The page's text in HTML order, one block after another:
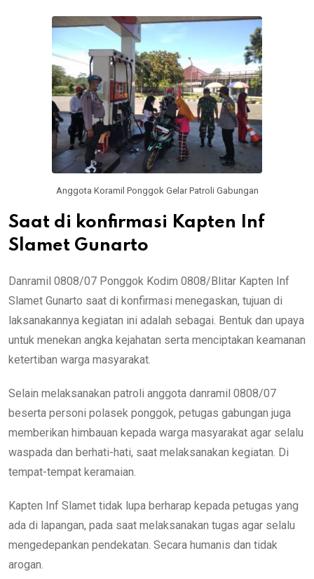
Anggota Koramil Ponggok Gelar Patroli Gabungan
Saat di konfirmasi Kapten Inf
Slamet Gunarto
Danramil 0808/07 Ponggok Kodim 0808/Blitar Kapten Inf
Slamet Gunarto saat di konfirmasi menegaskan, tujuan di
laksanakannya kegiatan ini adalah sebagai. Bentuk dan upaya
untuk menekan angka kejahatan serta menciptakan keamanan
ketertiban warga masyarakat.
Selain melaksanakan patroli anggota danramil 0808/07
beserta personi polasek ponggok, petugas gabungan juga
memberikan himbauan kepada warga masyarakat agar selalu
waspada dan berhati-hati, saat melaksanakan kegiatan. Di
tempat-tempat keramaian.
Kapten Inf Slamet tidak lupa berharap kepada petugas yang
ada di lapangan, pada saat melaksanakan tugas agar selalu
mengedepankan pendekatan. Secara humanis dan tidak
arogan.